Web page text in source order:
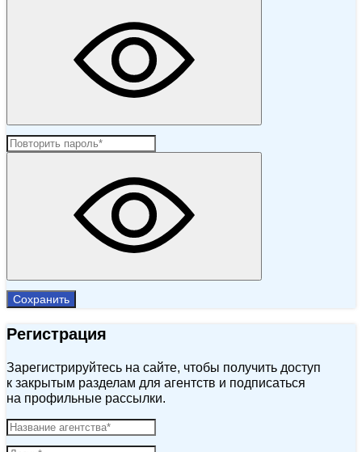
Сохранить
Регистрация
Зарегистрируйтесь на сайте, чтобы получить доступ
к закрытым разделам для агентств и подписаться
на профильные рассылки.